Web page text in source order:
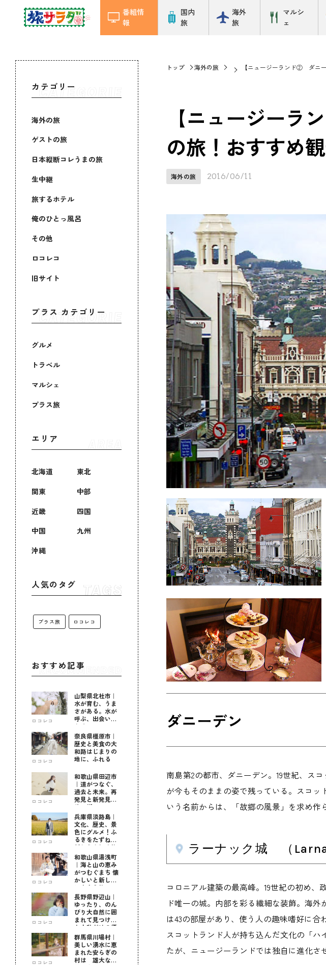
番組情
報
国内
旅
海外
旅
マルシ
ェ
カテゴリー
海外の旅
ゲストの旅
日本縦断コレうまの旅
生中継
旅するホテル
俺のひとっ風呂
その他
ロコレコ
旧サイト
プラス カテゴリー
グルメ
トラベル
マルシェ
プラス旅
エリア
北海道
東北
関東
中部
近畿
四国
中国
九州
沖縄
人気のタグ
プラス旅 ロコレコ
おすすめ記事
ロコレコ
山梨県北杜市｜
水が育む、うま
さがある。水が
呼ぶ、出会いが
ある。
ロコレコ
奈良県橿原市｜
歴史と美食の大
和路はじまりの
地に、ふれる
ロコレコ
和歌山県田辺市
｜道がつなぐ、
過去と未来。再
発見と新発見の
待つ街へ
ロコレコ
兵庫県淡路島｜
文化、歴史、景
色にグルメ！ふ
るきをたずねて
新しきを知る旅
ロコレコ
和歌山県湯浅町
｜海と山の恵み
がつむぐまち 懐
かしいと新しい
に出会う旅
ロコレコ
長野県野辺山｜
ゆったり、のん
びり大自然に囲
まれて見つけ
た！私だけの優
しい自分時間
ロコレコ
群馬県川場村｜
美しい湧水に恵
まれた安らぎの
村は 雄大な自
トップ 海外の旅 【ニュージーランド② ダニ
【ニュージー
の旅！おすすめ
海外の旅 2016/06/11
ダニーデン
南島第2の都市、ダニーデン。19世紀、ス
が今もそのままの姿で残っている。スコ
いう名前からは、「故郷の風景」を求め作
ラーナック城 （
コロニアル建築の最高峰。19世紀の初め
ド唯一の城。内部を彩る繊細な装飾。海
は43の部屋があり、使う人の趣味嗜好に合
スコットランド人が持ち込んだ文化の「
たが、ニュージーランドでは独自に進化さ